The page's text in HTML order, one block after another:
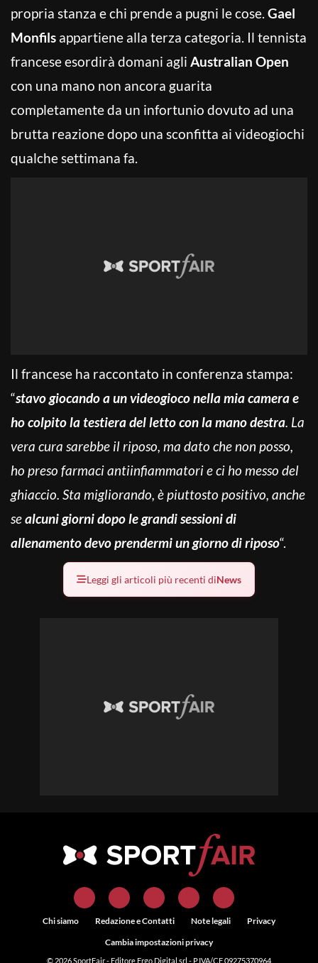
propria stanza e chi prende a pugni le cose. Gael
Monfils appartiene alla terza categoria. Il tennista
francese esordirà domani agli Australian Open
con una mano non ancora guarita
completamente da un infortunio dovuto ad una
brutta reazione dopo una sconfitta ai videogiochi
qualche settimana fa.
Il francese ha raccontato in conferenza stampa:
“stavo giocando a un videogioco nella mia camera e
ho colpito la testiera del letto con la mano destra. La
vera cura sarebbe il riposo, ma dato che non posso,
ho preso farmaci antiinfiammatori e ci ho messo del
ghiaccio. Sta migliorando, è piuttosto positivo, anche
sealcuni giorni dopo le grandi sessioni di
allenamento devo prendermi un giorno di riposo“.
Leggi gli articoli più recenti diNews
Chi siamo Redazione e Contatti Note legali
Privacy
Cambia impostazioni privacy
© 2026SportFair- Editore Ergo Digital srl - P.IVA/CF 09275370964